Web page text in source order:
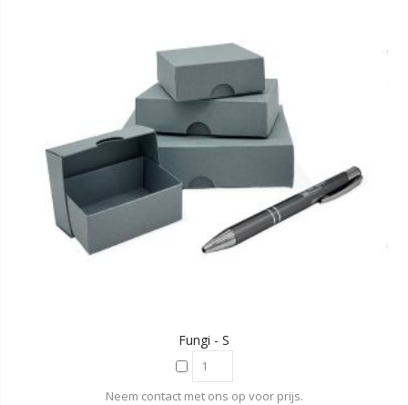
Fungi - S
Neem contact met ons op voor prijs.